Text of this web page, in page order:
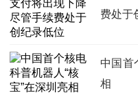
费处于
中国首
相